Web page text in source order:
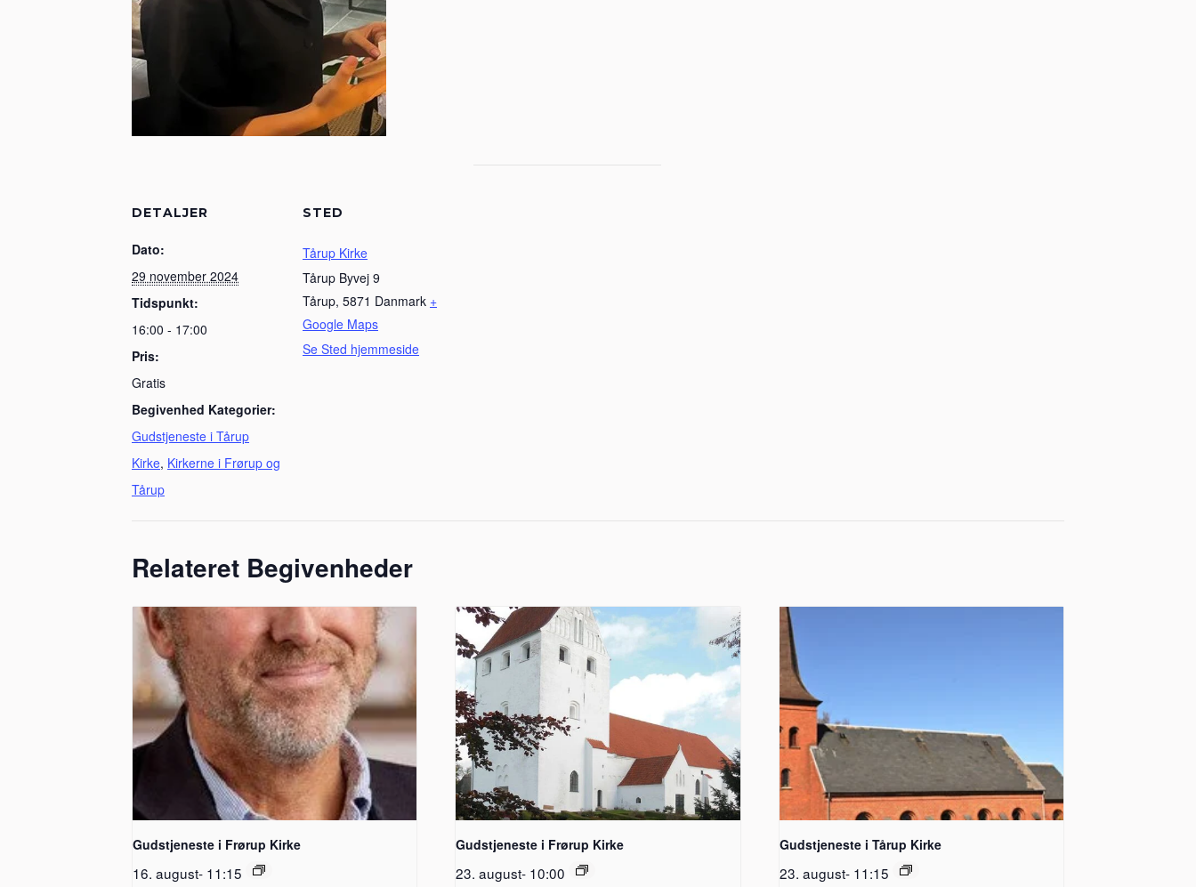
DETALJER
Dato:
29 november 2024
Tidspunkt:
16:00 - 17:00
Pris:
Gratis
Begivenhed Kategorier:
Gudstjeneste i Tårup
Kirke, Kirkerne i Frørup og
Tårup
STED
Tårup Kirke
Tårup Byvej 9
Tårup, 5871 Danmark +
Google Maps
Se Sted hjemmeside
Relateret Begivenheder
Gudstjeneste i Frørup Kirke
16. august- 11:15
Gudstjeneste i Frørup Kirke
23. august- 10:00
Gudstjeneste i Tårup Kirke
23. august- 11:15